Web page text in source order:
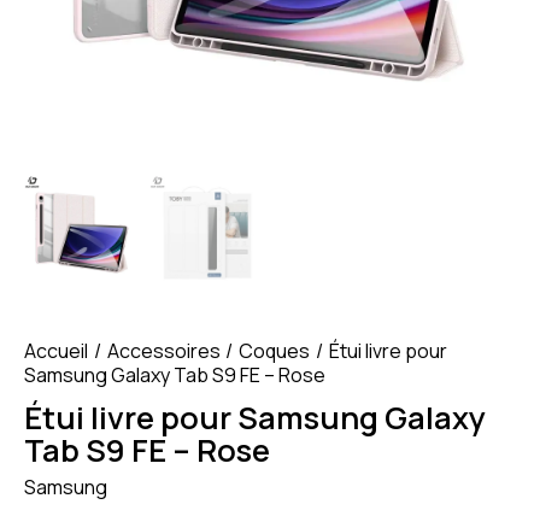
Accueil Accessoires Coques
Étui livre pour
Samsung Galaxy Tab S9 FE – Rose
Étui livre pour Samsung Galaxy
Tab S9 FE – Rose
Samsung